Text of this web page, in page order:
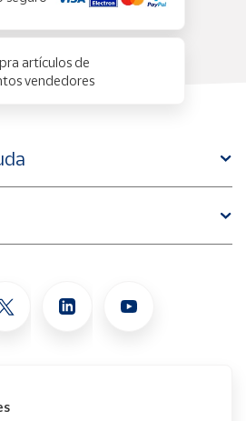
artículos de
vendedores